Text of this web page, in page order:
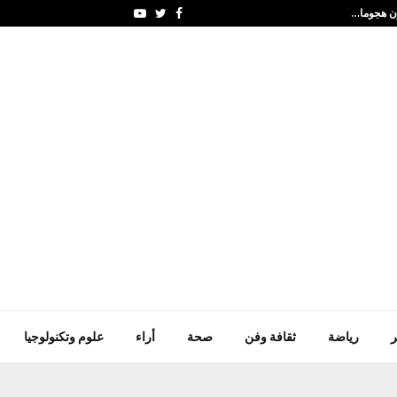
هجوما… Facebook
Twitter
Youtube
رياضة ثقافة وفن صحة أراء علوم وتكنولوجيا